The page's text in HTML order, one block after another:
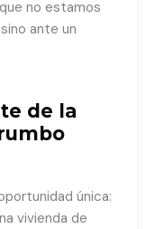
no estamos
ante un
de la
única:
vivienda de